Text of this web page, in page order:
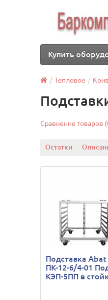
Купить
Тепловое
Сравнение товаров
Остатки
Подставка Abat
ПК-12-6/4-01
КЭП-5ПП в